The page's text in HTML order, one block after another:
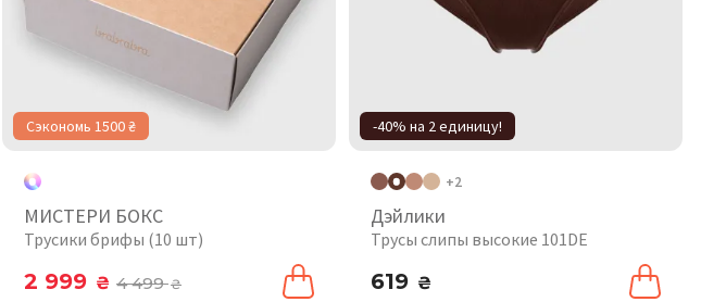
Сэкономь 1500 ₴
МИСТЕРИ БОКС
Трусики брифы (10 шт)
2 999 ₴ 4 499₴
-40% на 2 единицу!
+2
Дэйлики
Трусы слипы высокие 101DE
619 ₴